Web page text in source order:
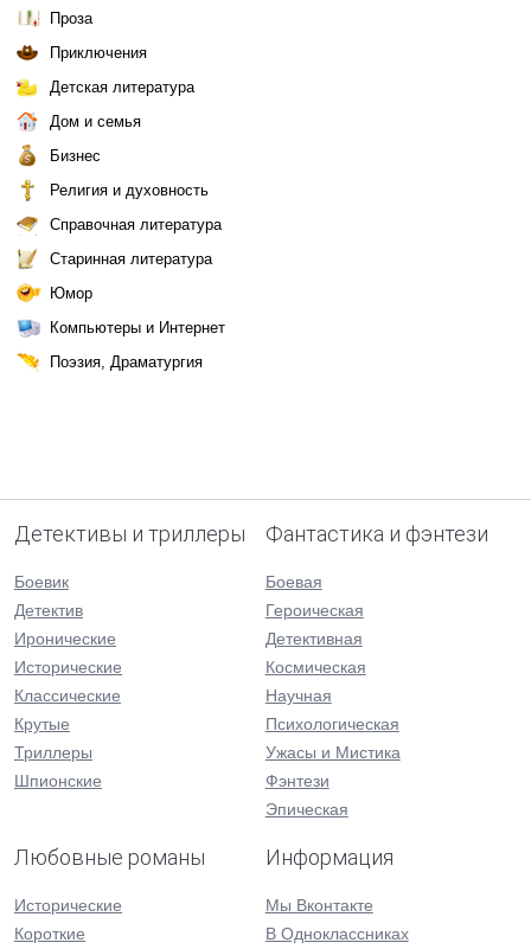
Проза
Приключения
Детская литература
Дом и семья
Бизнес
Религия и духовность
Справочная литература
Старинная литература
Юмор
Компьютеры и Интернет
Поэзия, Драматургия
Детективы и триллеры
Боевик
Детектив
Иронические
Исторические
Классические
Крутые
Триллеры
Шпионские
Фантастика и фэнтези
Боевая
Героическая
Детективная
Космическая
Научная
Психологическая
Ужасы и Мистика
Фэнтези
Эпическая
Любовные романы
Исторические
Короткие
Информация
Мы Вконтакте
В Одноклассниках